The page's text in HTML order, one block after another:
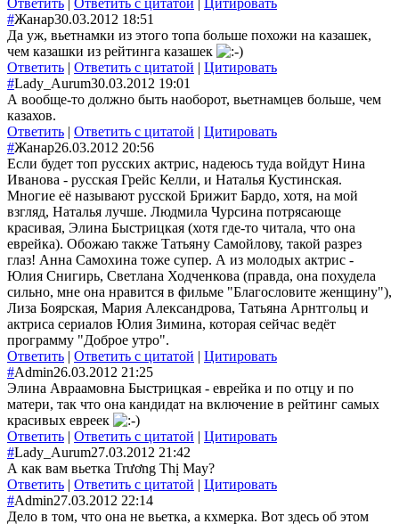
#Жанар30.03.2012 18:51
Да уж, вьетнамки из этого топа больше похожи на казашек,
чем казашки из рейтинга казашек
Ответить | Ответить с цитатой | Цитировать
#Lady_Aurum30.03.2012 19:01
А вообще-то должно быть наоборот, вьетнамцев больше, чем
казахов.
Ответить | Ответить с цитатой | Цитировать
#Жанар26.03.2012 20:56
Если будет топ русских актрис, надеюсь туда войдут Нина
Иванова - русская Грейс Келли, и Наталья Кустинская.
Многие её называют русской Брижит Бардо, хотя, на мой
взгляд, Наталья лучше. Людмила Чурсина потрясающе
красивая, Элина Быстрицкая (хотя где-то читала, что она
еврейка). Обожаю также Татьяну Самойлову, такой разрез
глаз! Анна Самохина тоже супер. А из молодых актрис -
Юлия Снигирь, Светлана Ходченкова (правда, она похудела
сильно, мне она нравится в фильме "Благословите женщину"),
Лиза Боярская, Мария Александрова, Татьяна Арнтгольц и
актриса сериалов Юлия Зимина, которая сейчас ведёт
программу "Доброе утро".
Ответить | Ответить с цитатой | Цитировать
#Admin26.03.2012 21:25
Элина Авраамовна Быстрицкая - еврейка и по отцу и по
матери, так что она кандидат на включение в рейтинг самых
красивых евреек
Ответить | Ответить с цитатой | Цитировать
#Lady_Aurum27.03.2012 21:42
А как вам вьетка Trương Thị May?
Ответить | Ответить с цитатой | Цитировать
#Admin27.03.2012 22:14
Дело в том, что она не вьетка, а кхмерка. Вот здесь об этом